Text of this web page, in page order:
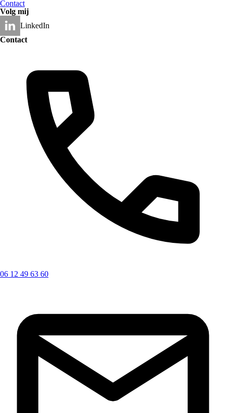
Contact
Volg mij
LinkedIn
Contact
06 12 49 63 60